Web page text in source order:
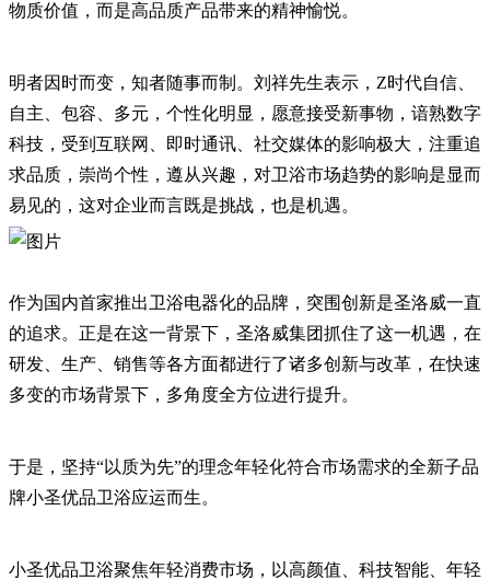
物质价值，而是高品质产品带来的精神愉悦。
明者因时而变，知者随事而制。刘祥先生表示，Z时代自信、
自主、包容、多元，个性化明显，愿意接受新事物，谙熟数字
科技，受到互联网、即时通讯、社交媒体的影响极大，注重追
求品质，崇尚个性，遵从兴趣，对卫浴市场趋势的影响是显而
易见的，这对企业而言既是挑战，也是机遇。
作为国内首家推出卫浴电器化的品牌，突围创新是圣洛威一直
的追求。正是在这一背景下，圣洛威集团抓住了这一机遇，在
研发、生产、销售等各方面都进行了诸多创新与改革，在快速
多变的市场背景下，多角度全方位进行提升。
于是，坚持“以质为先”的理念年轻化符合市场需求的全新子品
牌小圣优品卫浴应运而生。
小圣优品卫浴聚焦年轻消费市场，以高颜值、科技智能、年轻